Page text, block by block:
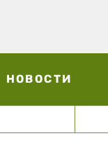
НОВОСТИ